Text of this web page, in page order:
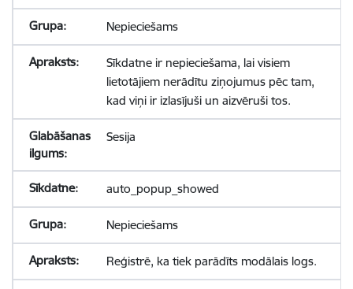
Nepieciešams
Sīkdatne ir nepieciešama, lai visiem
lietotājiem nerādītu ziņojumus pēc tam,
kad viņi ir izlasījuši un aizvēruši tos.
Sesija
auto_popup_showed
Nepieciešams
Reģistrē, ka tiek parādīts modālais logs.